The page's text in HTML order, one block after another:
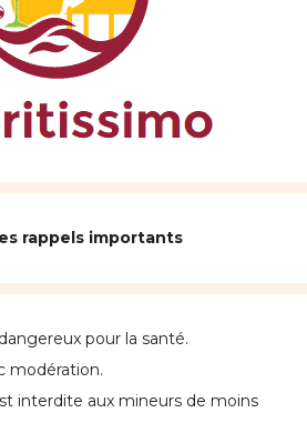
rappels importants
pour la santé.
modération.
interdite aux mineurs de moins